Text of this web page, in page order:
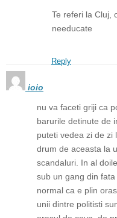
Te referi la Cluj,
needucate
Reply
ioio
nu va faceti griji ca
barurile detinute de
puteti vedea zi de zi
drum de aceasta la
scandaluri. In al
sub un gang din
normal ca e plin
unii dintre politisti